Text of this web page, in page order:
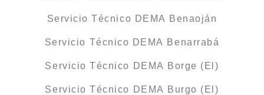
Servicio Técnico DEMA Benaoján
Servicio Técnico DEMA Benarrabá
Servicio Técnico DEMA Borge (El)
Servicio Técnico DEMA Burgo (El)